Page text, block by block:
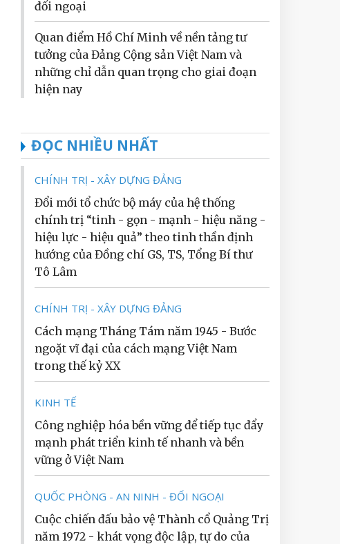
đối ngoại
Quan điểm Hồ Chí Minh về nền tảng tư
tưởng của Đảng Cộng sản Việt Nam và
những chỉ dẫn quan trọng cho giai đoạn
hiện nay
ĐỌC NHIỀU NHẤT
CHÍNH TRỊ - XÂY DỰNG ĐẢNG
Đổi mới tổ chức bộ máy của hệ thống
chính trị “tinh - gọn - mạnh - hiệu năng -
hiệu lực - hiệu quả” theo tinh thần định
hướng của Đồng chí GS, TS, Tổng Bí thư
Tô Lâm
CHÍNH TRỊ - XÂY DỰNG ĐẢNG
Cách mạng Tháng Tám năm 1945 - Bước
ngoặt vĩ đại của cách mạng Việt Nam
trong thế kỷ XX
KINH TẾ
Công nghiệp hóa bền vững để tiếp tục đẩy
mạnh phát triển kinh tế nhanh và bền
vững ở Việt Nam
QUỐC PHÒNG - AN NINH - ĐỐI NGOẠI
Cuộc chiến đấu bảo vệ Thành cổ Quảng Trị
năm 1972 - khát vọng độc lập, tự do của